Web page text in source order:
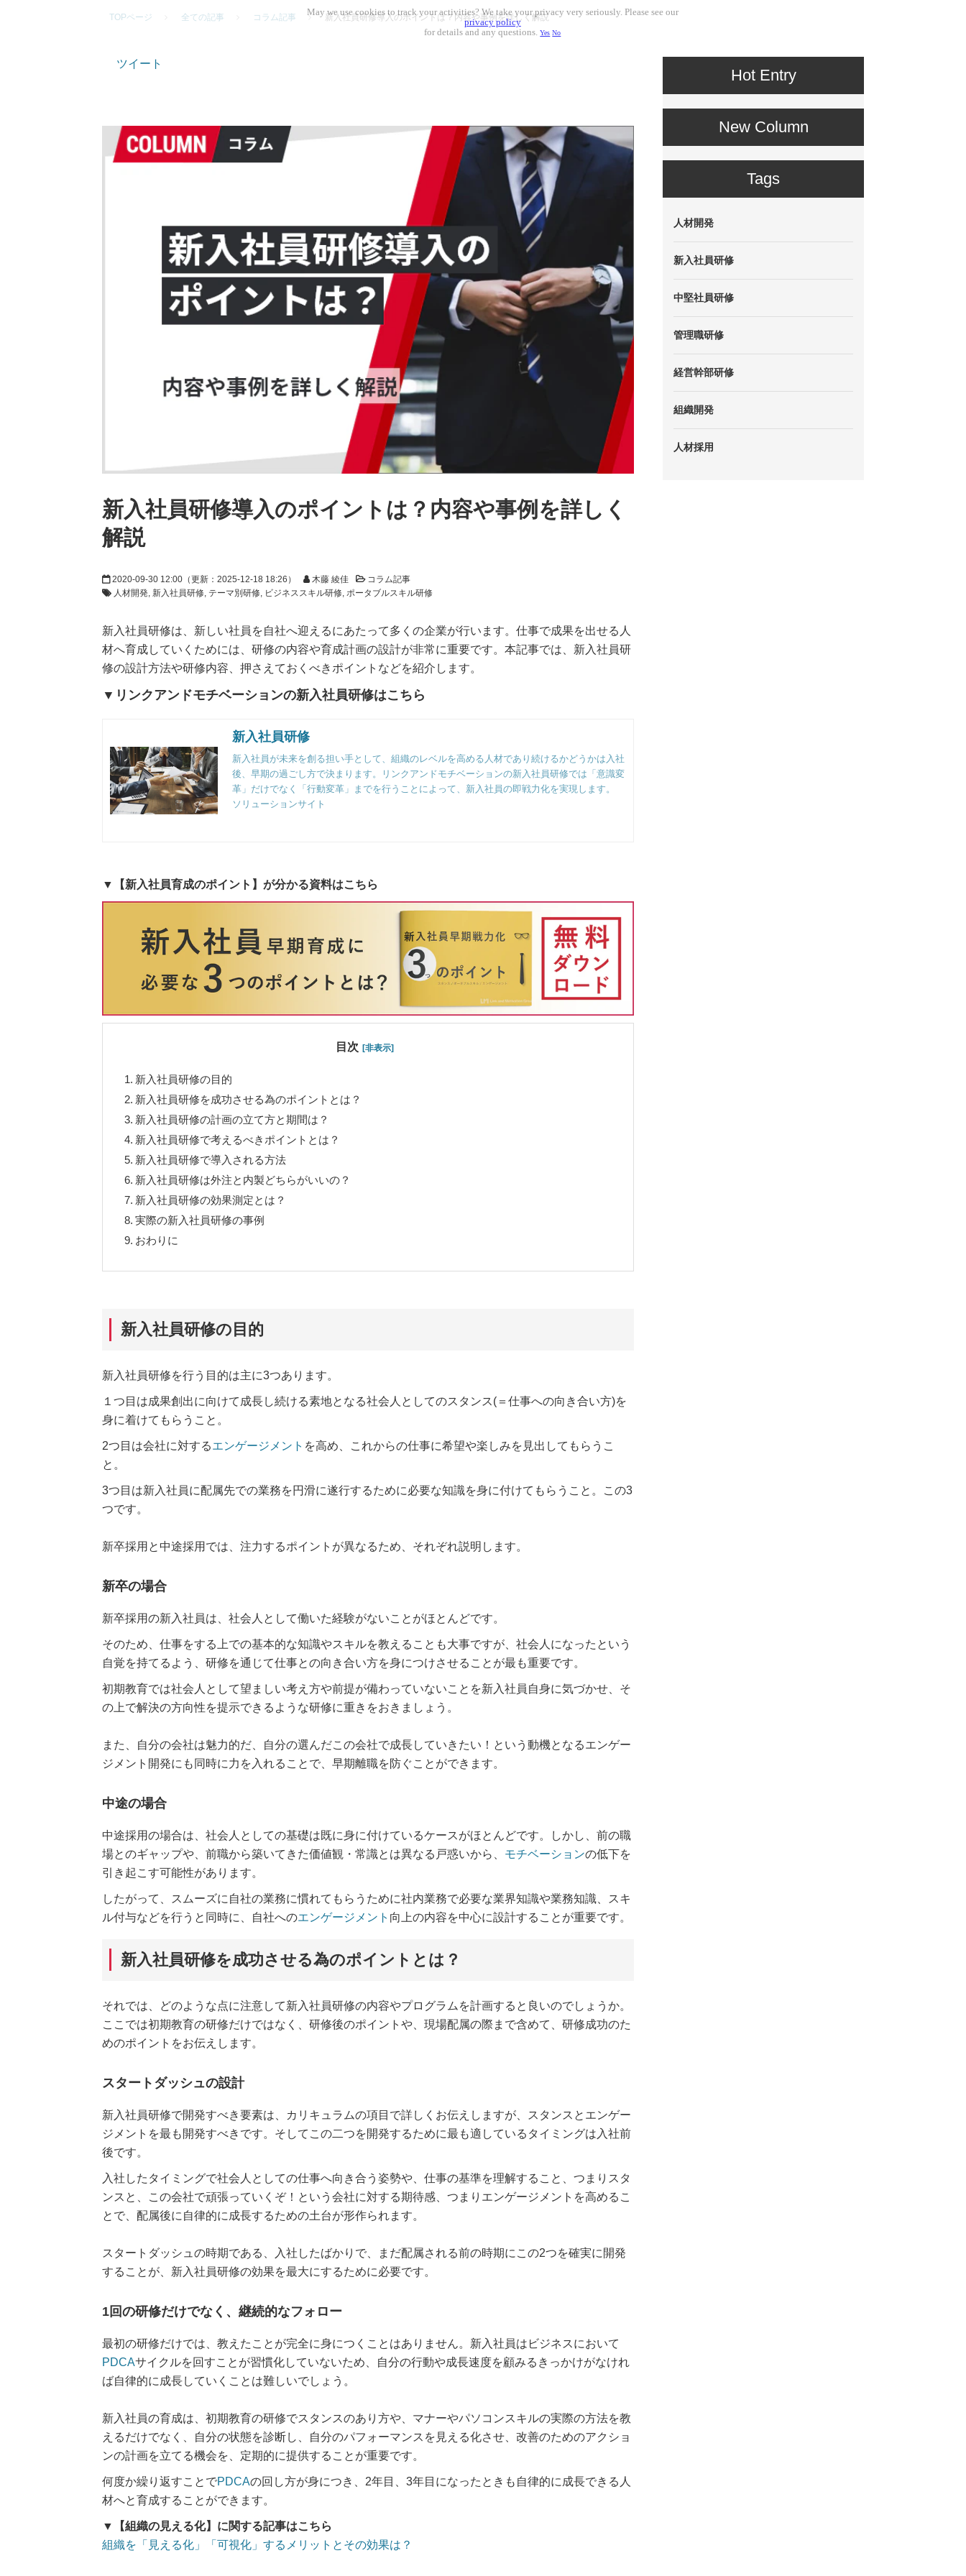
TOPページ 全ての記事 コラム記事 新入社員研修導入のポイントは？内容や事例を詳しく解説
ツイート
新入社員研修導入のポイントは？内容や事例を詳しく
解説
2020-09-30 12:00 （更新： 2025-12-18 18:26 ） 木藤 綾佳
コラム記事
人材開発 新入社員研修 テーマ別研修 ビジネススキル研修 ポータブルスキル研修
新入社員研修は、新しい社員を自社へ迎えるにあたって多くの企業が行います。仕事で成果を出せる人
材へ育成していくためには、研修の内容や育成計画の設計が非常に重要です。本記事では、新入社員研
修の設計方法や研修内容、押さえておくべきポイントなどを紹介します。
▼リンクアンドモチベーションの新入社員研修はこちら
新入社員研修
新入社員が未来を創る担い手として、組織のレベルを高める人材であり続けるかどうかは入社
後、早期の過ごし方で決まります。リンクアンドモチベーションの新入社員研修では「意識変
革」だけでなく「行動変革」までを行うことによって、新入社員の即戦力化を実現します。
ソリューションサイト
▼【新入社員育成のポイント】が分かる資料はこちら
目次 [非表示]
1. 新入社員研修の目的
2. 新入社員研修を成功させる為のポイントとは？
3. 新入社員研修の計画の立て方と期間は？
4. 新入社員研修で考えるべきポイントとは？
5. 新入社員研修で導入される方法
6. 新入社員研修は外注と内製どちらがいいの？
7. 新入社員研修の効果測定とは？
8. 実際の新入社員研修の事例
9. おわりに
新入社員研修の目的
新入社員研修を行う目的は主に3つあります。
１つ目は成果創出に向けて成長し続ける素地となる社会人としてのスタンス(＝仕事への向き合い方)を
身に着けてもらうこと。
2つ目は会社に対するエンゲージメント を高め、これからの仕事に希望や楽しみを見出してもらうこ
と。
3つ目は新入社員に配属先での業務を円滑に遂行するために必要な知識を身に付けてもらうこと。この3
つです。
新卒採用と中途採用では、注力するポイントが異なるため、それぞれ説明します。
新卒の場合
新卒採用の新入社員は、社会人として働いた経験がないことがほとんどです。
そのため、仕事をする上での基本的な知識やスキルを教えることも大事ですが、社会人になったという
自覚を持てるよう、研修を通じて仕事との向き合い方を身につけさせることが最も重要です。
初期教育では社会人として望ましい考え方や前提が備わっていないことを新入社員自身に気づかせ、そ
の上で解決の方向性を提示できるような研修に重きをおきましょう。
また、自分の会社は魅力的だ、自分の選んだこの会社で成長していきたい！という動機となるエンゲー
ジメント開発にも同時に力を入れることで、早期離職を防ぐことができます。
中途の場合
中途採用の場合は、社会人としての基礎は既に身に付けているケースがほとんどです。しかし、前の職
場とのギャップや、前職から築いてきた価値観・常識とは異なる戸惑いから、 モチベーションの低下を
引き起こす可能性があります。
したがって、スムーズに自社の業務に慣れてもらうために社内業務で必要な業界知識や業務知識、スキ
ル付与などを行うと同時に、自社へのエンゲージメント 向上の内容を中心に設計することが重要です。
新入社員研修を成功させる為のポイントとは？
それでは、どのような点に注意して新入社員研修の内容やプログラムを計画すると良いのでしょうか。
ここでは初期教育の研修だけではなく、研修後のポイントや、現場配属の際まで含めて、研修成功のた
めのポイントをお伝えします。
スタートダッシュの設計
新入社員研修で開発すべき要素は、カリキュラムの項目で詳しくお伝えしますが、スタンスとエンゲー
ジメントを最も開発すべきです。そしてこの二つを開発するために最も適しているタイミングは入社前
後です。
入社したタイミングで社会人としての仕事へ向き合う姿勢や、仕事の基準を理解すること、つまりスタ
ンスと、この会社で頑張っていくぞ！という会社に対する期待感、つまりエンゲージメントを高めるこ
とで、配属後に自律的に成長するための土台が形作られます。
スタートダッシュの時期である、入社したばかりで、まだ配属される前の時期にこの2つを確実に開発
することが、新入社員研修の効果を最大にするために必要です。
1回の研修だけでなく、継続的なフォロー
最初の研修だけでは、教えたことが完全に身につくことはありません。新入社員はビジネスにおいて
PDCAサイクルを回すことが習慣化していないため、自分の行動や成長速度を顧みるきっかけがなけれ
ば自律的に成長していくことは難しいでしょう。
新入社員の育成は、初期教育の研修でスタンスのあり方や、マナーやパソコンスキルの実際の方法を教
えるだけでなく、自分の状態を診断し、自分のパフォーマンスを見える化させ、改善のためのアクショ
ンの計画を立てる機会を、定期的に提供することが重要です。
何度か繰り返すことでPDCAの回し方が身につき、2年目、3年目になったときも自律的に成長できる人
材へと育成することができます。
▼【組織の見える化】に関する記事はこちら
組織を「見える化」「可視化」するメリットとその効果は？
Hot Entry
New Column
Tags
人材開発
新入社員研修
中堅社員研修
管理職研修
経営幹部研修
組織開発
人材採用
May we use cookies to track your activities? We take your privacy very seriously. Please see our
privacy policy
for details and any questions.Yes No